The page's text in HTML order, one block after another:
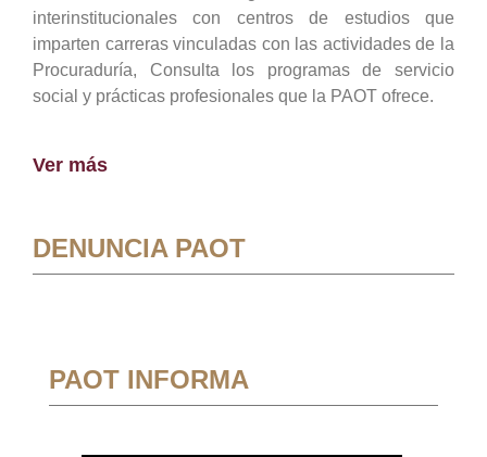
interinstitucionales con centros de estudios que
imparten carreras vinculadas con las actividades de la
Procuraduría, Consulta los programas de servicio
social y prácticas profesionales que la PAOT ofrece.
Ver más
DENUNCIA PAOT
PAOT INFORMA